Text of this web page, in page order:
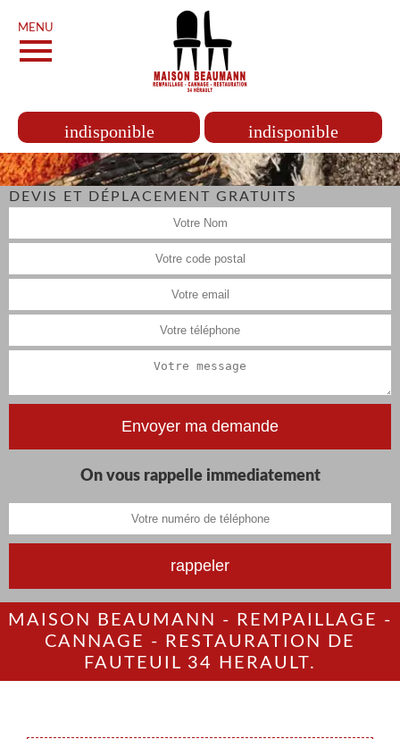
MENU
indisponible indisponible
DEVIS ET DÉPLACEMENT GRATUITS
On vous rappelle immediatement
MAISON BEAUMANN - REMPAILLAGE -
CANNAGE - RESTAURATION DE
FAUTEUIL 34 HERAULT.